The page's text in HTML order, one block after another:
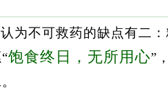
为不可救药的缺点有二
饱食终日，无所用心”